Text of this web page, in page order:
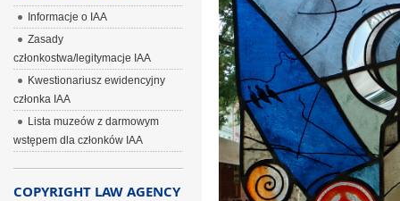
Informacje o IAA
Zasady
członkostwa/legitymacje IAA
Kwestionariusz ewidencyjny
członka IAA
Lista muzeów z darmowym
wstępem dla członków IAA
COPYRIGHT LAW AGENCY